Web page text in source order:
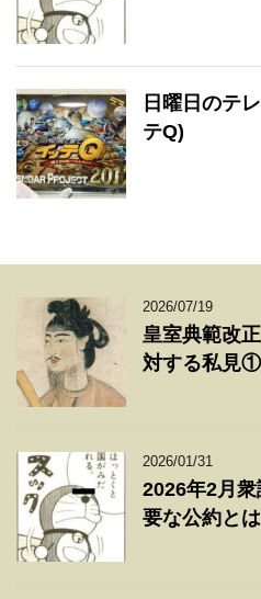
日曜日のテ
テQ)
2026/07/19
皇室典範改
対する私見①
2026/01/31
2026年2月
要な公約とは